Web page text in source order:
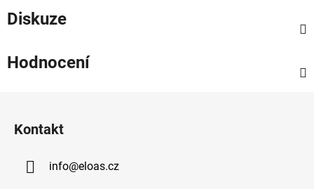
Diskuze
Hodnocení
Kontakt
info@eloas.cz